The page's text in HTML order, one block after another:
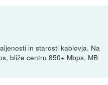
in starosti kablovja. Na
bliže centru 850+ Mbps, MB